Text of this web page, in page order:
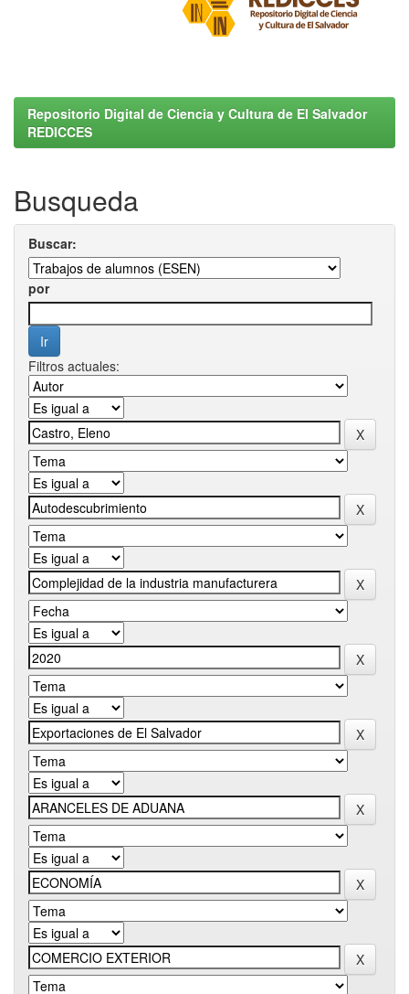
Repositorio Digital de Ciencia y Cultura de El Salvador
REDICCES
Busqueda
Buscar:
por
Filtros actuales: